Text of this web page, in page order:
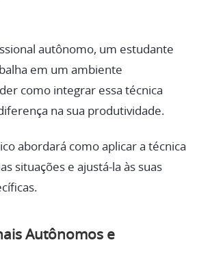
autônomo, um estudante
em um ambiente
como integrar essa técnica
na sua produtividade.
abordará como aplicar a técnica
situações e ajustá-la às suas
Autônomos e